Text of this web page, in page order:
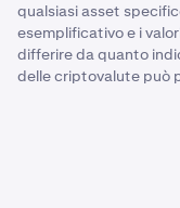
qualsiasi asset
esemplificativo e i
differire da quanto
delle criptovalute può